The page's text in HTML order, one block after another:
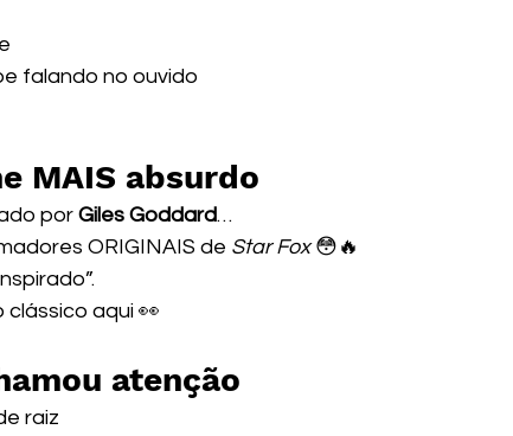
falando no ouvido
MAIS absurdo
por Giles Goddard…
ORIGINAIS de Star Fox 😳🔥
clássico aqui 👀
atenção
raiz